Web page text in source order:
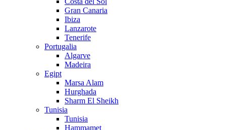
Gran Canaria
Ibiza
Lanzarote
Tenerife
Portugalia
Algarve
Madeira
Egipt
Marsa Alam
Hurghada
Sharm El Sheikh
Tunisia
Tunisia
Hammamet